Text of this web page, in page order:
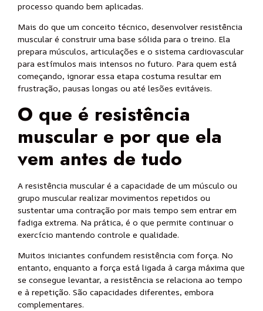
processo quando bem aplicadas.
Mais do que um conceito técnico, desenvolver resistência
muscular é construir uma base sólida para o treino. Ela
prepara músculos, articulações e o sistema cardiovascular
para estímulos mais intensos no futuro. Para quem está
começando, ignorar essa etapa costuma resultar em
frustração, pausas longas ou até lesões evitáveis.
O que é resistência
muscular e por que ela
vem antes de tudo
A resistência muscular é a capacidade de um músculo ou
grupo muscular realizar movimentos repetidos ou
sustentar uma contração por mais tempo sem entrar em
fadiga extrema. Na prática, é o que permite continuar o
exercício mantendo controle e qualidade.
Muitos iniciantes confundem resistência com força. No
entanto, enquanto a força está ligada à carga máxima que
se consegue levantar, a resistência se relaciona ao tempo
e à repetição. São capacidades diferentes, embora
complementares.